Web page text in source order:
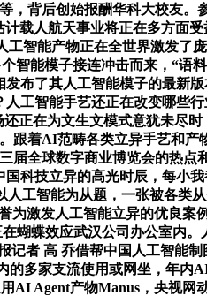
背后创始报酬华科大校友
载人航天事业将正在多方
智能产物正在全世界激发
智能模子接连冲击而来，“
了其人工智能模子的最新
工智能手艺还正在改变哪些
在为文生文模式意犹未尽
跟着AI范畴各类立异手艺和
全球数字商业博览会的热
科技立异的高光时辰，每小
工智能为从题，一张被各类
为激发人工智能立异的优良
蝴蝶效应武汉公司办公室内
者 高 乔借帮中国人工智能
多家支流使用或网坐，年
Agent产物Manus，央视网